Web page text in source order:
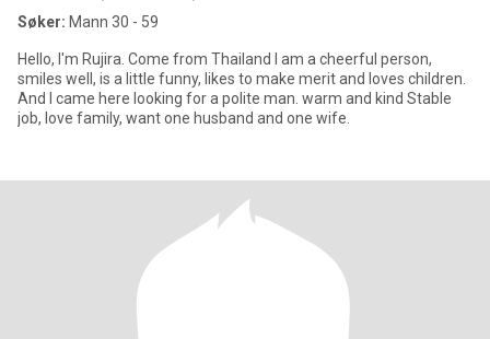
Søker: Mann 30 - 59
Hello, I'm Rujira. Come from Thailand I am a cheerful person,
smiles well, is a little funny, likes to make merit and loves children.
And I came here looking for a polite man. warm and kind Stable
job, love family, want one husband and one wife.